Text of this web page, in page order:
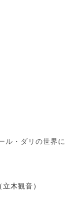
ル・ダリの世界に
木観音）